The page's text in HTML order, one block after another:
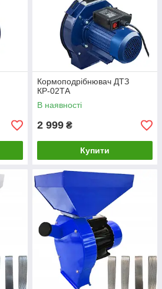
Кормоподрібнювач ДТЗ
КР-02ТА
В наявності
2 999 ₴
Купити